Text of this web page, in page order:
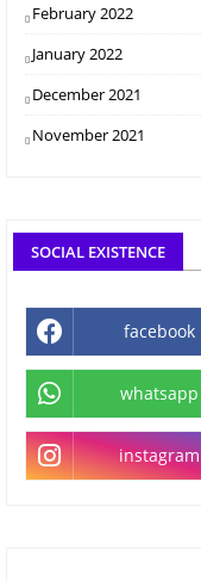
February 2022
January 2022
December 2021
November 2021
SOCIAL EXISTENCE
facebook
whatsapp
instagram